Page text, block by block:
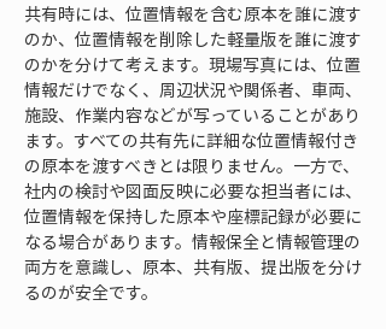
共有時には、位置情報を含む原本を誰に渡す
のか、位置情報を削除した軽量版を誰に渡す
のかを分けて考えます。現場写真には、位置
情報だけでなく、周辺状況や関係者、車両、
施設、作業内容などが写っていることがあり
ます。すべての共有先に詳細な位置情報付き
の原本を渡すべきとは限りません。一方で、
社内の検討や図面反映に必要な担当者には、
位置情報を保持した原本や座標記録が必要に
なる場合があります。情報保全と情報管理の
両方を意識し、原本、共有版、提出版を分け
るのが安全です。